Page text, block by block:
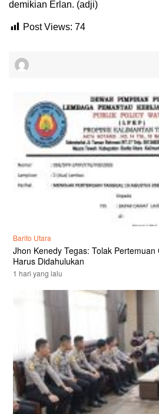
demikian Erlan. (adji)
Post Views: 74
Barito Utara
Jhon Kenedy Tegas: Tolak
Harus Didahulukan
1 hari yang lalu